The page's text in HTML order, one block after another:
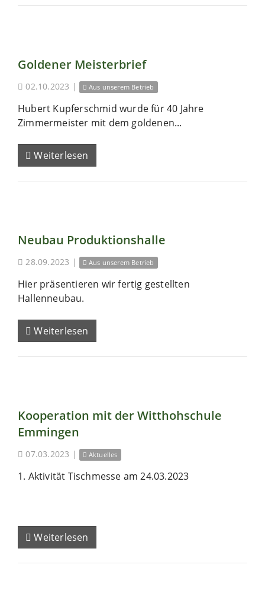
Goldener Meisterbrief
02.10.2023 | Aus unserem Betrieb
Hubert Kupferschmid wurde für 40 Jahre
Zimmermeister mit dem goldenen...
Weiterlesen
Neubau Produktionshalle
28.09.2023 | Aus unserem Betrieb
Hier präsentieren wir fertig gestellten
Hallenneubau.
Weiterlesen
Kooperation mit der Witthohschule
Emmingen
07.03.2023 | Aktuelles
1. Aktivität Tischmesse am 24.03.2023
Weiterlesen